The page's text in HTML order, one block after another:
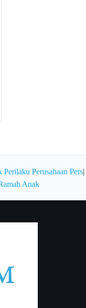
Perusahaan Pers|
Anak